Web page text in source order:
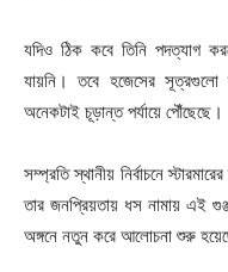
যদিও ঠিক কবে তিনি পদত্যাগ
যায়নি। তবে হজেসের সূত্রগুলো
অনেকটাই চূড়ান্ত পর্যায়ে পৌঁছেছে।
সম্প্রতি স্থানীয় নির্বাচনে
তার জনপ্রিয়তায় ধস নামায় এই
অঙ্গনে নতুন করে আলোচনা শুরু